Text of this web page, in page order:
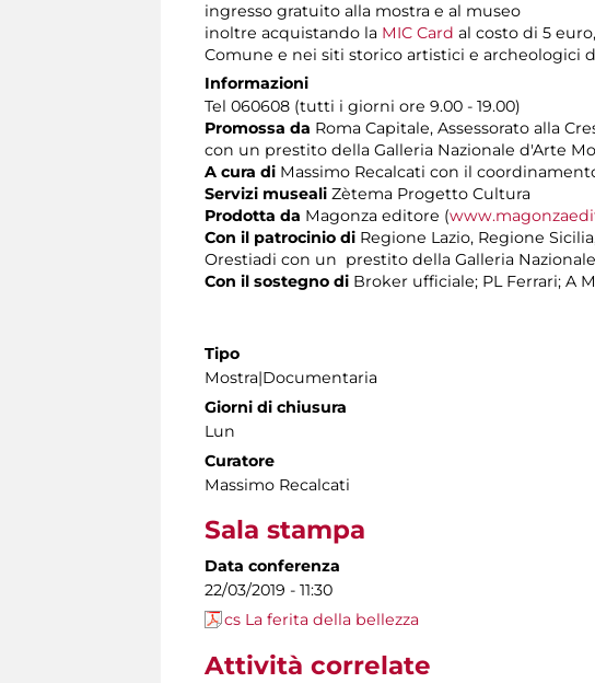
ingresso gratuito alla mostra e al museo
inoltre acquistando la MIC Card al costo di 5
Comune e nei siti storico artistici e archeologici
Informazioni
Tel 060608 (tutti i giorni ore 9.00 - 19.00)
Promossa da Roma Capitale, Assessorato alla
con un prestito della Galleria Nazionale d'Arte
A cura di Massimo Recalcati con il
Servizi museali Zètema Progetto Cultura
Prodotta da Magonza editore (
Con il patrocinio di Regione Lazio, Regione
Orestiadi con un prestito della Galleria
Con il sostegno di Broker ufficiale; PL Ferrari; A
Tipo
Mostra|Documentaria
Giorni di chiusura
Lun
Curatore
Massimo Recalcati
Sala stampa
Data conferenza
22/03/2019 - 11:30
cs La ferita della bellezza
Attività correlate